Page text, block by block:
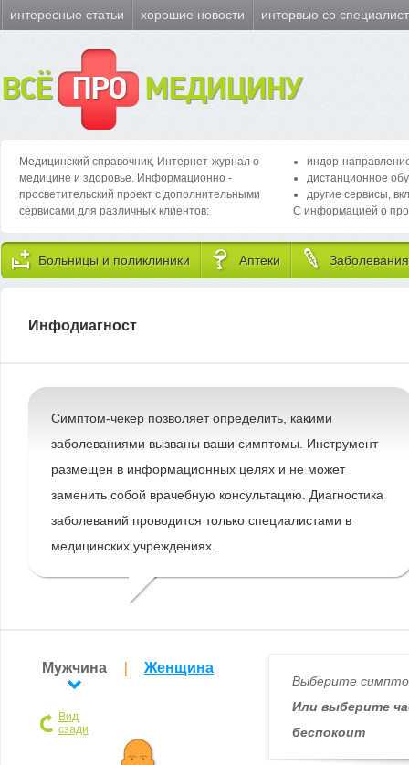
интересные статьи хорошие новости интервью со
ВСЁ ПРО МЕДИЦИНУ
Медицинский справочник, Интернет-журнал о
медицине и здоровье. Информационно -
просветительский проект с дополнительными
сервисами для различных клиентов:
индор-
дистанционное
другие сервисы,
С информацией о
Больницы и поликлиники Аптеки Заболевания
Инфодиагност
Симптом-чекер позволяет определить, какими
заболеваниями вызваны ваши симптомы. Инструмент
размещен в информационных целях и не может
заменить собой врачебную консультацию. Диагностика
заболеваний проводится только специалистами в
медицинских учреждениях.
Выберите
Или выберите
беспокоит
Мужчина Женщина
Вид
сзади